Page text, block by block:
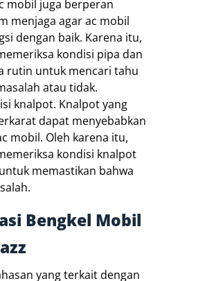
mobil juga berperan
menjaga agar ac mobil
dengan baik. Karena itu,
kondisi pipa dan
rutin untuk mencari tahu
atau tidak.
knalpot. Knalpot yang
dapat menyebabkan
mobil. Oleh karena itu,
kondisi knalpot
memastikan bahwa
Bengkel Mobil
yang terkait dengan